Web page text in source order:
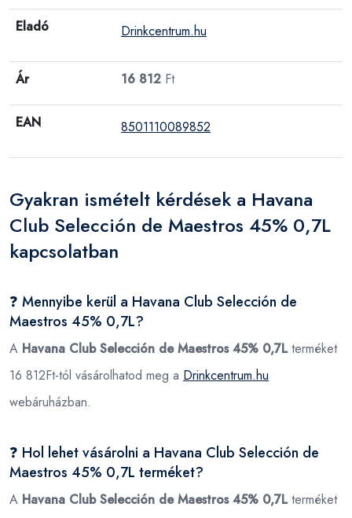
Eladó Drinkcentrum.hu
Ár 16 812 Ft
EAN 8501110089852
Gyakran ismételt kérdések a Havana
Club Selección de Maestros 45% 0,7L
kapcsolatban
❓ Mennyibe kerül a Havana Club Selección de
Maestros 45% 0,7L?
A Havana Club Selección de Maestros 45% 0,7Lterméket
16 812Ft-tól vásárolhatod meg a Drinkcentrum.hu
webáruházban.
❓ Hol lehet vásárolni a Havana Club Selección de
Maestros 45% 0,7L terméket?
A Havana Club Selección de Maestros 45% 0,7Lterméket